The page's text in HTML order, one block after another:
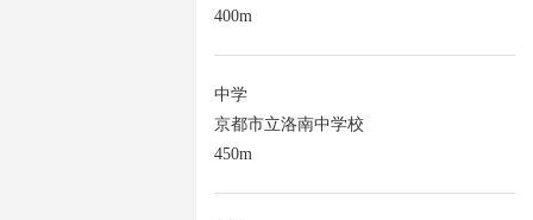
400m
中学
京都市立洛南中学校
450m